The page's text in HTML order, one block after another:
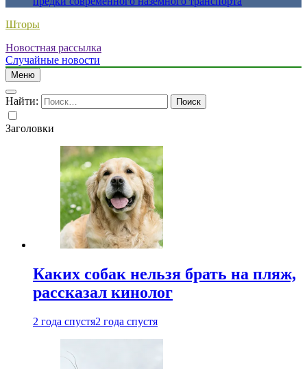
Шторы
Новостная рассылка
Случайные новости
Меню
Найти:
Заголовки
Каких собак нельзя брать на пляж,
рассказал кинолог
2 года спустя2 года спустя